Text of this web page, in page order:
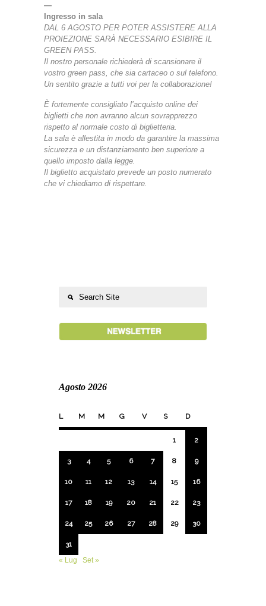
—
Ingresso in sala
DAL 6 AGOSTO PER POTER ASSISTERE ALLA
PROIEZIONE SARÀ NECESSARIO ESIBIRE IL
GREEN PASS.
Il nostro personale richiederà di scansionare il
vostro green pass, che sia cartaceo o sul telefono.
Un sentito grazie a tutti voi per la collaborazione!
È fortemente consigliato l’acquisto online dei
biglietti che non avranno alcun sovrapprezzo
rispetto al normale costo di biglietteria.
La sala è allestita in modo da garantire la massima
sicurezza e un distanziamento ben superiore a
quello imposto dalla legge.
Il biglietto acquistato prevede un posto numerato
che vi chiediamo di rispettare.
Agosto 2026
L M M G V S D
1 2
3 4 5 6 7 8 9
10 11 12 13 14 15 16
17 18 19 20 21 22 23
24 25 26 27 28 29 30
31
« Lug
Set »